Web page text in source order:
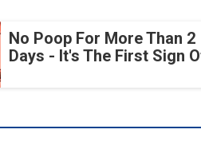
No Poop For More Than 2
Days - It's The First Sign